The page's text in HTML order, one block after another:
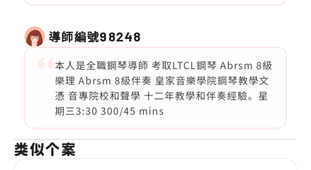
導師編號98248
本人是全職鋼琴導師 考取LTCL鋼琴 Abrsm 8級
樂理 Abrsm 8級伴奏 皇家音樂學院鋼琴教學文
憑 音專院校和聲學 十二年教學和伴奏經驗。星
期三3:30 300/45 mins
类似个案